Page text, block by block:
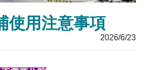
使用注意事項
2026/6/23